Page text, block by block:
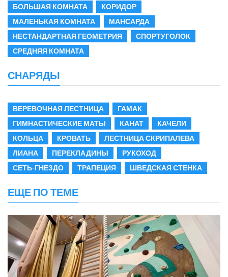
БОЛЬШАЯ КОМНАТА
КОРИДОР
МАЛЕНЬКАЯ КОМНАТА
МАНСАРДА
НЕСТАНДАРТНАЯ ГЕОМЕТРИЯ
СПОРТУГОЛОК
СРЕДНЯЯ КОМНАТА
СНАРЯДЫ
ВЕРЕВОЧНАЯ ЛЕСТНИЦА
ГАМАК
ГИМНАСТИЧЕСКИЕ МАТЫ
КАНАТ
КАЧЕЛИ
КОЛЬЦА
КРОВАТЬ
ЛЕСТНИЦА СКРИПАЛЕВА
ЛИАНА
ПЕРЕКЛАДИНЫ
РУКОХОД
СЕТЬ-ГНЕЗДО
ТРАПЕЦИЯ ШВЕДСКАЯ СТЕНКА
ЕЩЕ ПО ТЕМЕ